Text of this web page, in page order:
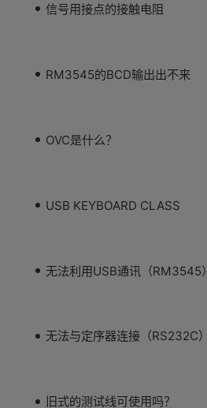
信号用接点的接触电阻
RM3545的BCD输出出不来
OVC是什么？
USB KEYBOARD CLASS
无法利用USB通讯（RM3545）
无法与定序器连接（RS232C）
旧式的测试线可使用吗？